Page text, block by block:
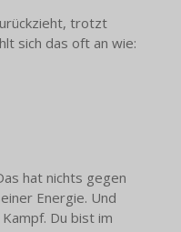
trotzt
sich das oft an wie:
hat nichts gegen
Energie. Und
Du bist im